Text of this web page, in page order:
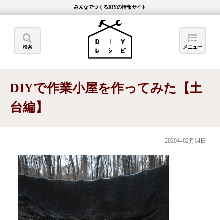
みんなでつくるDIYの情報サイト
検索 メニュー
DIYで作業小屋を作ってみた【土
台編】
2020年02月14日